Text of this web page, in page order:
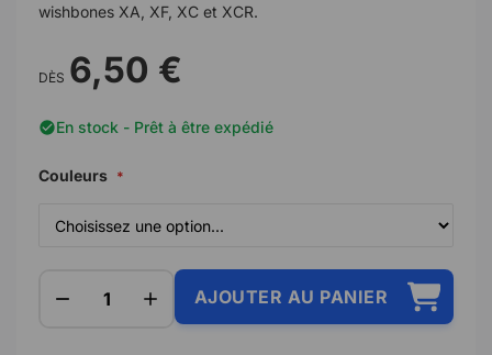
wishbones XA, XF, XC et XCR.
DÈS 6,50 €
En stock - Prêt à être expédié
Couleurs
AJOUTER AU PANIER